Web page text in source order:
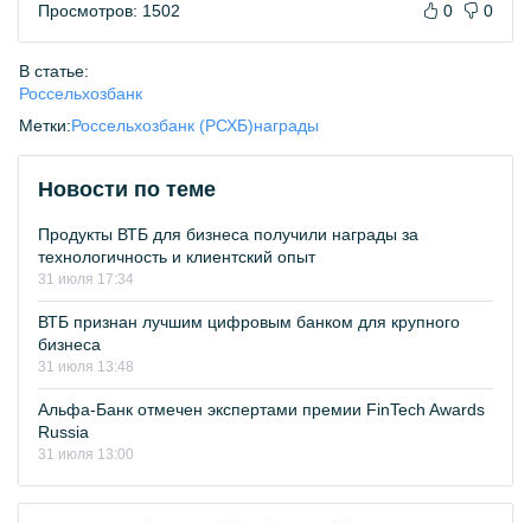
Просмотров: 1502 0 0
В статье:
Россельхозбанк
Метки:Россельхозбанк (РСХБ)награды
Новости по теме
Продукты ВТБ для бизнеса получили награды за
технологичность и клиентский опыт
31 июля 17:34
ВТБ признан лучшим цифровым банком для крупного
бизнеса
31 июля 13:48
Альфа-Банк отмечен экспертами премии FinTech Awards
Russia
31 июля 13:00